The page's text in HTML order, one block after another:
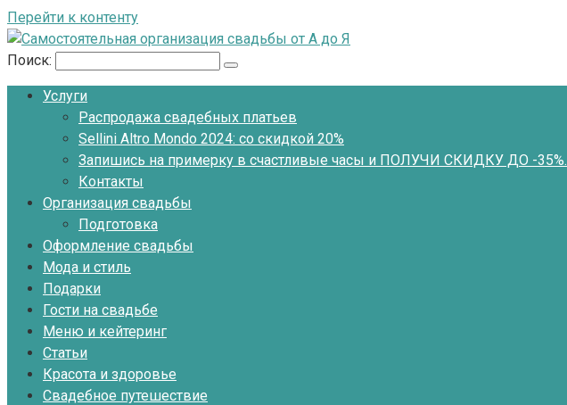
Перейти к контенту
Поиск:
Услуги
Распродажа свадебных платьев
Sellini Altro Mondo 2024: со скидкой 20%
Запишись на примерку в счастливые часы и ПОЛУЧИ СКИДКУ ДО -35%.
Контакты
Организация свадьбы
Подготовка
Оформление свадьбы
Мода и стиль
Подарки
Гости на свадьбе
Меню и кейтеринг
Статьи
Красота и здоровье
Свадебное путешествие